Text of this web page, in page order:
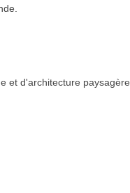
et d'architecture paysagère